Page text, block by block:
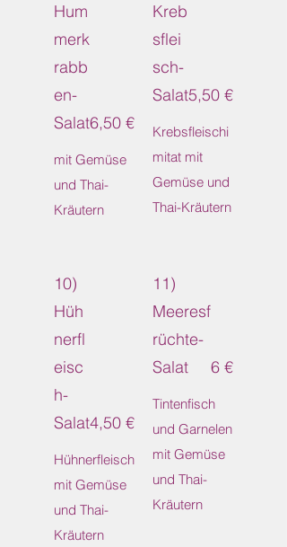
Hum
merk
rabb
en-
Salat
mit Gemüse
und Thai-
Kräutern
6,50 €
Kreb
sflei
sch-
Salat
Krebsfleischi
mitat mit
Gemüse und
Thai-Kräutern
5,50 €
10)
Hüh
nerfl
eisc
h-
Salat
Hühnerfleisch
mit Gemüse
und Thai-
Kräutern
4,50 €
11)
Meeresf
rüchte-
Salat
Tintenfisch
und Garnelen
mit Gemüse
und Thai-
Kräutern
6 €